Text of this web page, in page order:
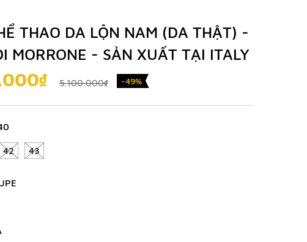
THAO DA LỘN NAM (DA THẬT) -
MORRONE - SẢN XUẤT TẠI ITALY
5.100.000₫ -49%
42 43